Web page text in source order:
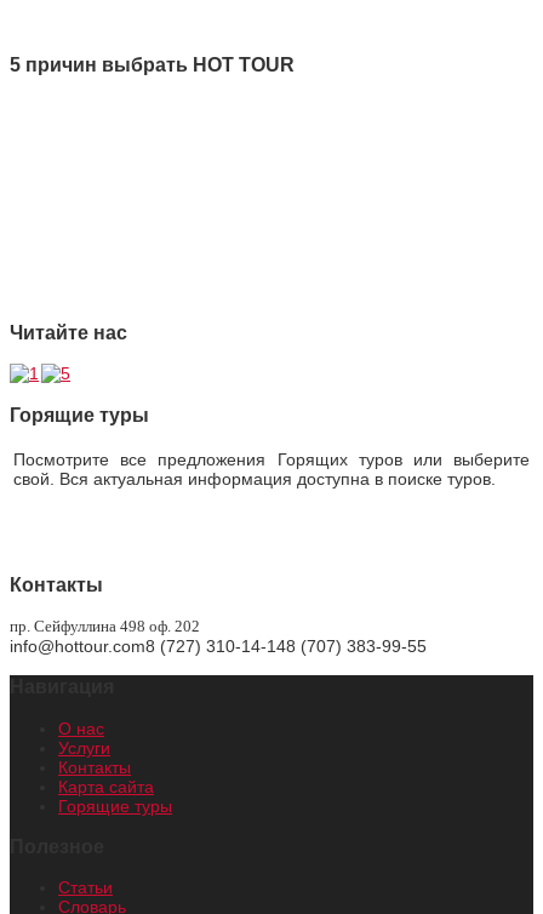
5 причин выбрать HOT TOUR
Читайте нас
Горящие туры
Посмотрите все предложения Горящих туров или выберите
свой. Вся актуальная информация доступна в поиске туров.
Контакты
пр. Сейфуллина 498 оф. 202
info@hottour.com8 (727) 310-14-148 (707) 383-99-55
О нас
Услуги
Контакты
Карта сайта
Горящие туры
Статьи
Словарь